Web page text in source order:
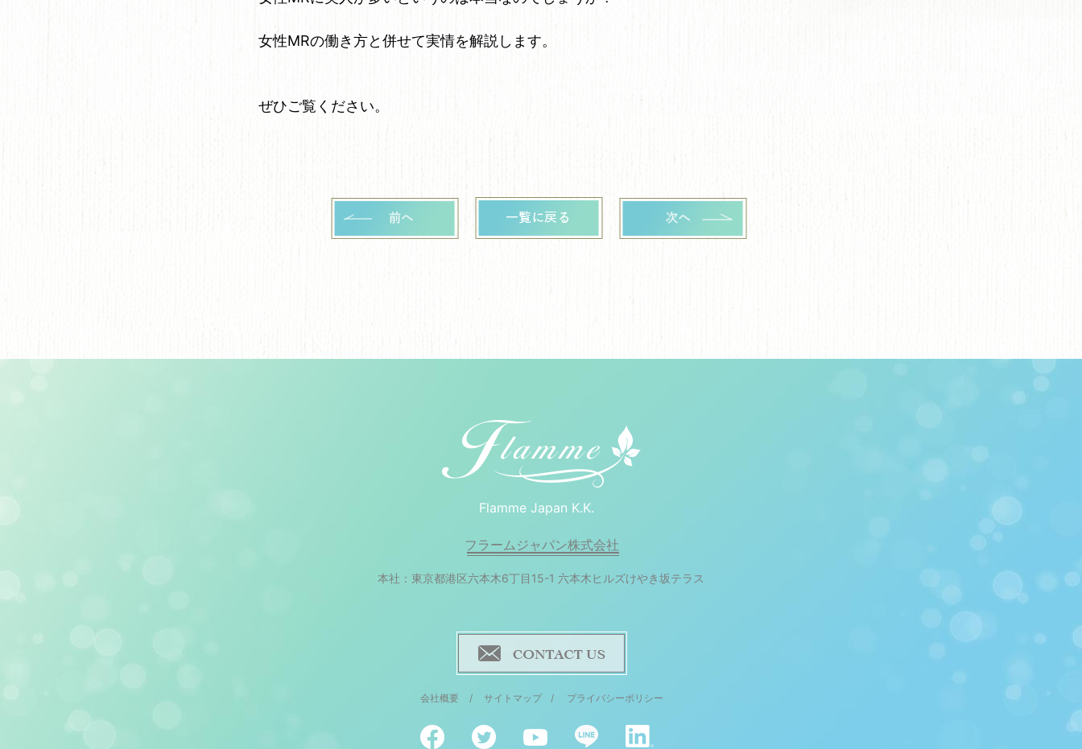
女性MRの働き方と併せて実情を解説します。
ぜひご覧ください。
Flamme Japan K.K.
フラームジャパン株式会社
本社：東京都港区六本木6丁目15-1 六本木ヒルズけやき坂テラス
会社概要 / プライバシーポリシー
/
サイトマップ